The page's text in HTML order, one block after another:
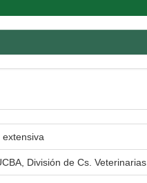
División de Cs. Veterinarias.